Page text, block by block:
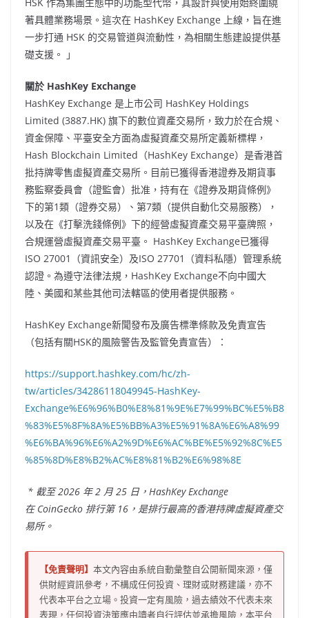
著具體業務場景。這次在 HashKey Exchange 上線，旨在進
一步打通 HSK 的交易管道與流動性，為相關生態建設提供基
礎支援。 」
關於HashKey Exchange
HashKey Exchange 是上市公司 HashKey Holdings
Limited (3887.HK) 旗下的數位資產交易所，致力於在合規、
資金保障、平臺安全方面為虛擬資產交易所定義新標桿，
Hash Blockchain Limited（HashKey Exchange）是香港首
批持牌零售虛擬資產交易所。目前已獲得香港證券及期貨事
務監察委員會（證監會）批准，持有在《證券及期貨條例》
下的第1類（證券交易）、第7類（提供自動化交易服務），
以及在《打擊洗錢條例》下的經營虛擬資產交易平臺牌照，
合規運營虛擬資產交易平臺。 HashKey Exchange已獲得
ISO 27001（資訊安全）及ISO 27701（資料私隱）管理系統
認證。為遵守法律法規，HashKey Exchange不向中國大
陸、美國和某些其他司法轄區的使用者提供服務。
HashKey Exchange新聞發布及廣告標準條款及免責宣告
（包括有關HSK的風險警告及監管免責宣告）：
https://support.hashkey.com/hc/zh-
tw/articles/34286118049945-HashKey-
Exchange%E6%96%B0%E8%81%9E%E7%99%BC%E5%B8
%83%E5%8F%8A%E5%BB%A3%E5%91%8A%E6%A8%99
%E6%BA%96%E6%A2%9D%E6%AC%BE%E5%92%8C%E5
%85%8D%E8%B2%AC%E8%81%B2%E6%98%8E
* 截至2026 年2 月25 日， HashKey Exchange
在CoinGecko 排行第16 ，是排行最高的香港持牌虛擬資產交
易所。
【免責聲明】 本文內容由系統自動彙整自公開新聞來源，僅
供財經資訊參考，不構成任何投資、理財或財務建議，亦不
代表本平台之立場。投資一定有風險，過去績效不代表未來
表現，任何投資決策應由讀者自行評估並承擔風險，本平台